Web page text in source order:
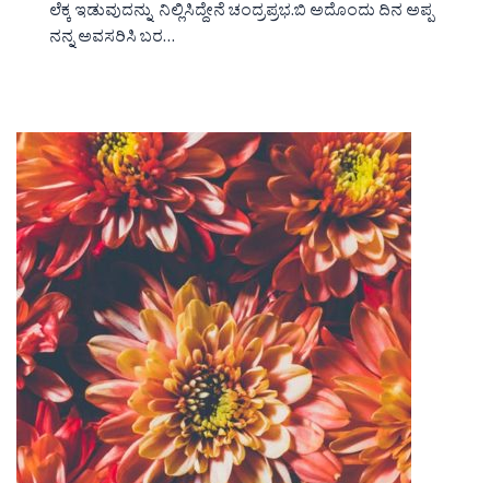
ಲೆಕ್ಕ ಇಡುವುದನ್ನು ನಿಲ್ಲಿಸಿದ್ದೇನೆ ಚಂದ್ರಪ್ರಭ.ಬಿ ಅದೊಂದು ದಿನ ಅಪ್ಪ
ನನ್ನ ಅವಸರಿಸಿ ಬರ…